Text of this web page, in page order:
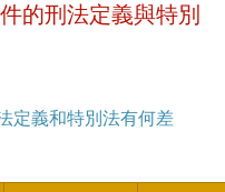
的刑法定義與特別
定義和特別法有何差